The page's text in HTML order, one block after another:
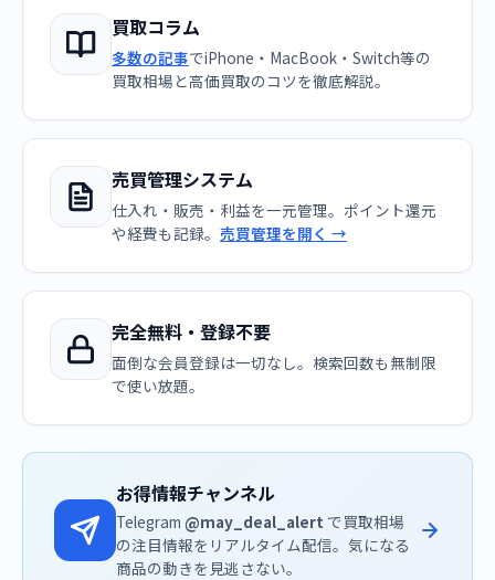
買取コラム
多数の記事でiPhone・MacBook・Switch等の
買取相場と高価買取のコツを徹底解説。
売買管理システム
仕入れ・販売・利益を一元管理。ポイント還元
や経費も記録。 売買管理を開く →
完全無料・登録不要
面倒な会員登録は一切なし。検索回数も無制限
で使い放題。
お得情報チャンネル
Telegram @may_deal_alert で買取相場
の注目情報をリアルタイム配信。気になる
商品の動きを見逃さない。